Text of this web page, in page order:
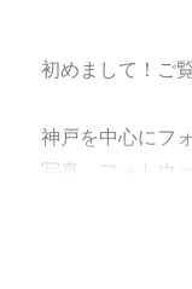
う、アーティス
ターやデザイナ
就任し、取材撮
初めまして！ご
神戸を中心にフ
写真、フォトウ
ト、お宮参り、
方を撮影させて